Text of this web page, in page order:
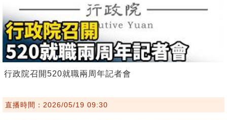
行政院召開520就職兩周年記者會
直播時間：2026/05/19 09:30